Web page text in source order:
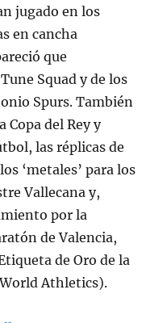
jugado en los
en cancha
que
Squad y de los
Spurs. También
Copa del Rey y
las réplicas de
‘metales’ para los
Vallecana y,
por la
de Valencia,
de Oro de la
Athletics).